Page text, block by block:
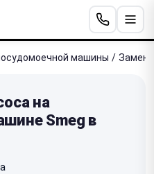
машины /
на
Smeg в